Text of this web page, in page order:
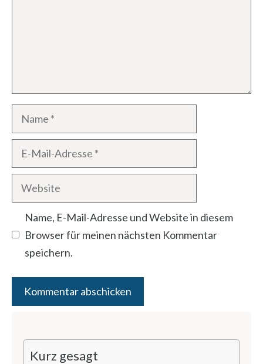
Name
Mail-
Adresse
Website
Name, E-Mail-Adresse und Website in diesem
Browser für meinen nächsten Kommentar
speichern.
Kurz gesagt